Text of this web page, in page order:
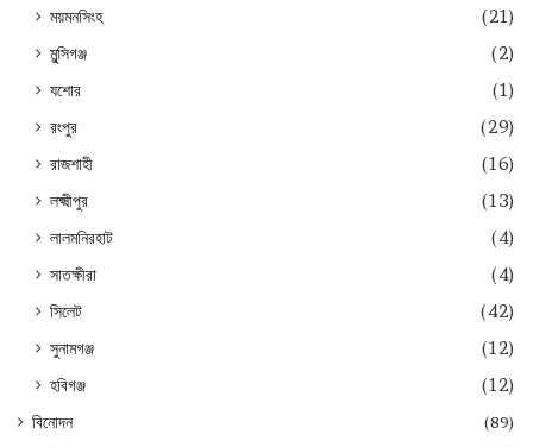
ময়মনসিংহ
(21)
মুন্সিগঞ্জ
(2)
যশোর
(1)
রংপুর
(29)
রাজশাহী
(16)
লক্ষ্মীপুর
(13)
লালমনিরহাট
(4)
সাতক্ষীরা
(4)
সিলেট
(42)
সুনামগঞ্জ
(12)
হবিগঞ্জ
(12)
বিনোদন (89)